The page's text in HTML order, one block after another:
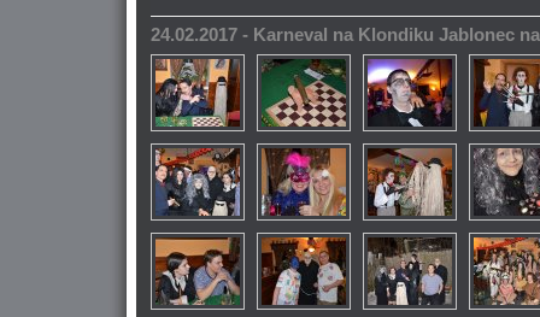
24.02.2017 - Karneval na Klondiku Jablonec